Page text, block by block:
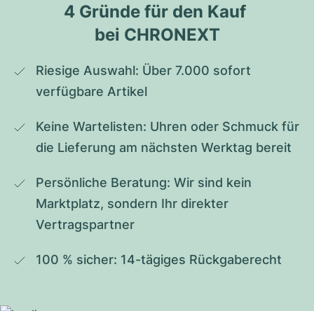
4 Gründe für den Kauf
bei CHRONEXT
Riesige Auswahl: Über 7.000 sofort
verfügbare Artikel
Keine Wartelisten: Uhren oder Schmuck für
die Lieferung am nächsten Werktag bereit
Persönliche Beratung: Wir sind kein
Marktplatz, sondern Ihr direkter
Vertragspartner
100 % sicher: 14-tägiges Rückgaberecht